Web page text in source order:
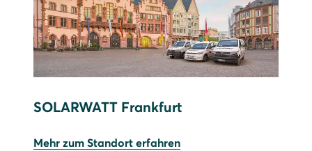
SOLARWATT Frankfurt
Mehr zum Standort erfahren